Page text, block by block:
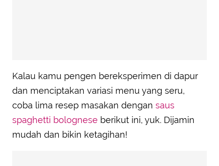
Kalau kamu pengen bereksperimen di dapur
dan menciptakan variasi menu yang seru,
coba lima resep masakan dengan saus
spaghetti bolognese berikut ini, yuk. Dijamin
mudah dan bikin ketagihan!